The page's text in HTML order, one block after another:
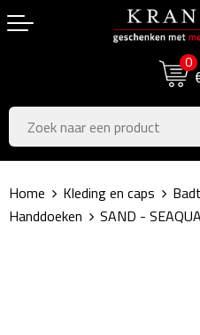
0
Boodschappentassen
Boodschappentassen
Jute tassen
Katoenen draagtassen
Pasen
Koningsdag
Zomer
Home Kleding en caps
Handdoeken
SAND -